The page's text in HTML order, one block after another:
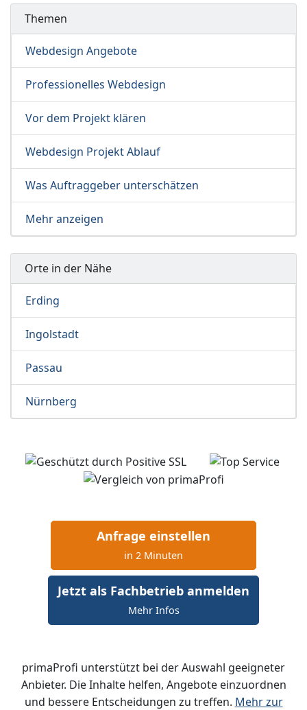
Themen
Webdesign Angebote
Professionelles Webdesign
Vor dem Projekt klären
Webdesign Projekt Ablauf
Was Auftraggeber unterschätzen
Mehr anzeigen
Orte in der Nähe
Erding
Ingolstadt
Passau
Nürnberg
Anfrage einstellen
in 2 Minuten
Jetzt als Fachbetrieb anmelden
Mehr Infos
primaProfi unterstützt bei der Auswahl geeigneter
Anbieter. Die Inhalte helfen, Angebote einzuordnen
und bessere Entscheidungen zu treffen. Mehr zur